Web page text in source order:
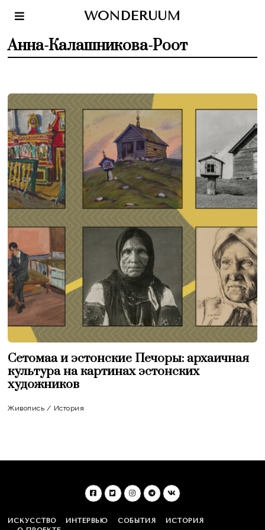
WONDERUUM
Анна-Калашникова-Роот
Сетомаа и эстонские Печоры: архаичная
культура на картинах эстонских
художников
Живопись / История
ИСКУССТВО ИНТЕРВЬЮ СОБЫТИЯ
ИСТОРИЯ